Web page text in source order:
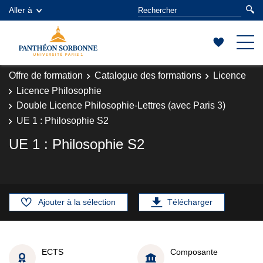
Aller à
Offre de formation Catalogue des formations
Licence
Licence Philosophie
Double Licence Philosophie-Lettres (avec Paris 3)
UE 1 : Philosophie S2
UE 1 : Philosophie S2
Ajouter à la sélection Télécharger
ECTS
Composante